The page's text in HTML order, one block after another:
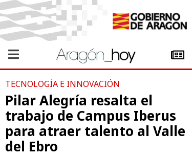
TECNOLOGÍA E INNOVACIÓN
Pilar Alegría resalta el
trabajo de Campus Iberus
para atraer talento al Valle
del Ebro